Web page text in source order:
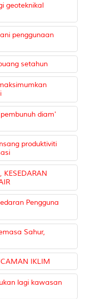
geoteknikal
penggunaan
setahun
diam'
produktiviti
KESEDARAN
Pengguna
Sahur,
IKLIM
lagi kawasan